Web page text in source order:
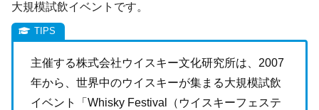
大規模試飲イベントです。
主催する株式会社ウイスキー文化研究所は、2007
年から、世界中のウイスキーが集まる大規模試飲
イベント「Whisky Festival（ウイスキーフェステ